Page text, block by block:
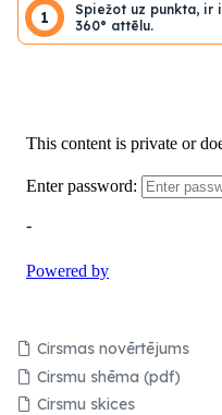
1
Spiežot uz punkta, ir
360° attēlu.
Cirsmas novērtējums
Cirsmu shēma (pdf)
Cirsmu skices